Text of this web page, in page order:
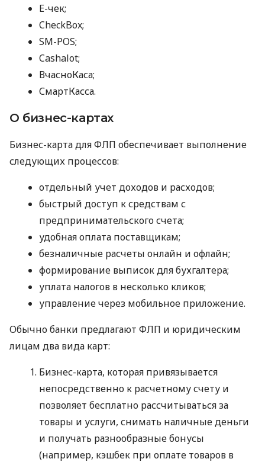
E-чек;
CheckBox;
SM-POS;
Cashalot;
ВчасноКаса;
СмартКасса.
О бизнес-картах
Бизнес-карта для ФЛП обеспечивает выполнение
следующих процессов:
отдельный учет доходов и расходов;
быстрый доступ к средствам с
предпринимательского счета;
удобная оплата поставщикам;
безналичные расчеты онлайн и офлайн;
формирование выписок для бухгалтера;
уплата налогов в несколько кликов;
управление через мобильное приложение.
Обычно банки предлагают ФЛП и юридическим
лицам два вида карт:
Бизнес-карта, которая привязывается
непосредственно к расчетному счету и
позволяет бесплатно рассчитываться за
товары и услуги, снимать наличные деньги
и получать разнообразные бонусы
(например, кэшбек при оплате товаров в